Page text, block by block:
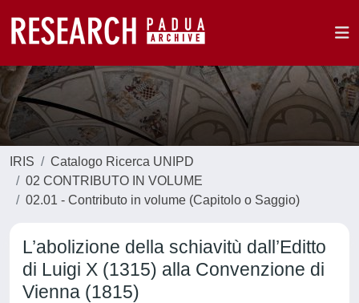
IRIS
Catalogo Ricerca UNIPD
02 CONTRIBUTO IN VOLUME
02.01 - Contributo in volume (Capitolo o Saggio)
L’abolizione della schiavitù dall’Editto
di Luigi X (1315) alla Convenzione di
Vienna (1815)